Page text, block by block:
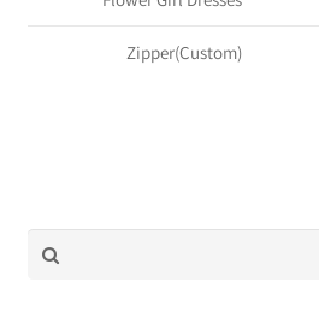
Zipper(Custom)